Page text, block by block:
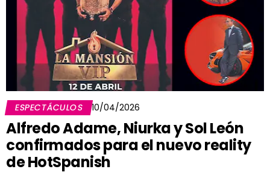
ESPECTÁCULOS 10/04/2026
Alfredo Adame, Niurka y Sol León
confirmados para el nuevo reality
de HotSpanish